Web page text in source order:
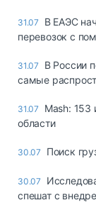
31.07
В ЕАЭС
перевозок с
31.07
В России
самые
31.07
Mash: 153
области
30.07 Поиск
30.07
спешат с